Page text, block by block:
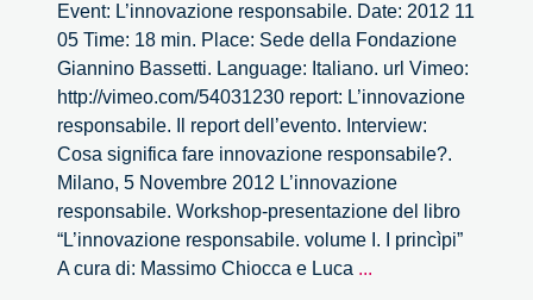
Event: L’innovazione responsabile. Date: 2012 11
05 Time: 18 min. Place: Sede della Fondazione
Giannino Bassetti. Language: Italiano. url Vimeo:
http://vimeo.com/54031230 report: L’innovazione
responsabile. Il report dell’evento. Interview:
Cosa significa fare innovazione responsabile?.
Milano, 5 Novembre 2012 L’innovazione
responsabile. Workshop-presentazione del libro
“L’innovazione responsabile. volume I. I princìpi”
A cura di: Massimo Chiocca e Luca ...